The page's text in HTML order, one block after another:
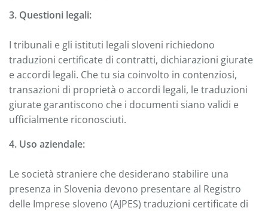
3. Questioni legali:
I tribunali e gli istituti legali sloveni richiedono
traduzioni certificate di contratti, dichiarazioni giurate
e accordi legali. Che tu sia coinvolto in contenziosi,
transazioni di proprietà o accordi legali, le traduzioni
giurate garantiscono che i documenti siano validi e
ufficialmente riconosciuti.
4. Uso aziendale:
Le società straniere che desiderano stabilire una
presenza in Slovenia devono presentare al Registro
delle Imprese sloveno (AJPES) traduzioni certificate di